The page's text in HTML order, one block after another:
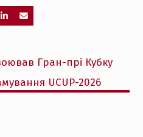
Гран-прі Кубку
UCUP-2026